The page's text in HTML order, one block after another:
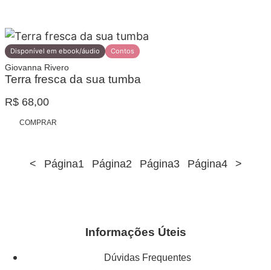
Contos
Disponível em ebook/áudio
Giovanna Rivero
Terra fresca da sua tumba
R$ 68,00
COMPRAR
< Página1 Página2 Página3 Página4 >
Informações Úteis
Dúvidas Frequentes